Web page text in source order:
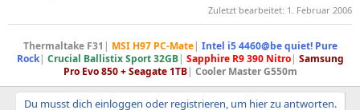
Zuletzt bearbeitet: 1. Februar 2006
Thermaltake F31 | MSI H97 PC-Mate| Intel i5 4460@be quiet! Pure
Rock| Crucial Ballistix Sport 32GB| Sapphire R9 390 Nitro| Samsung
Pro Evo 850 + Seagate 1TB| Cooler Master G550m
Du musst dich einloggen oder registrieren, um hier zu antworten.